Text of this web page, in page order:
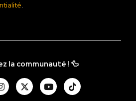
.
la communauté ! 🦆